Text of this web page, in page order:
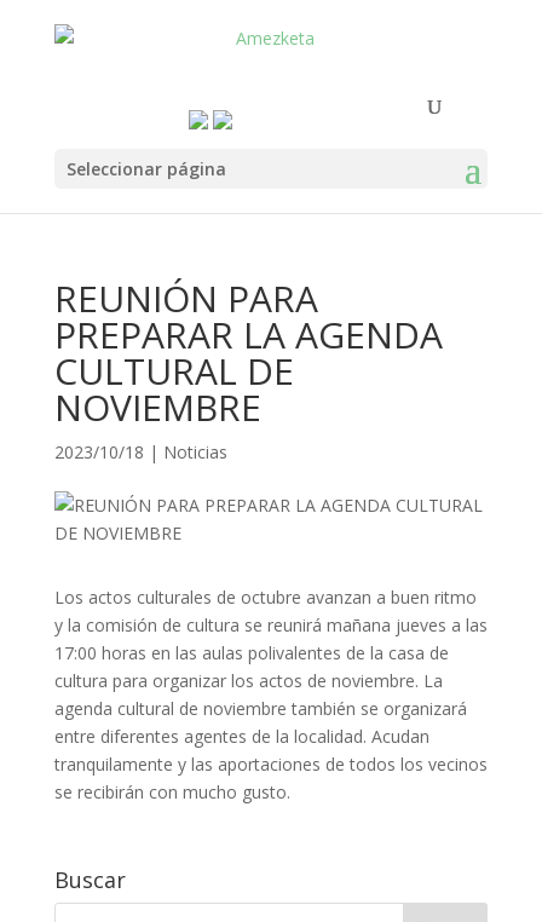
Seleccionar página
REUNIÓN PARA
PREPARAR LA AGENDA
CULTURAL DE
NOVIEMBRE
2023/10/18 | Noticias
Los actos culturales de octubre avanzan a buen ritmo
y la comisión de cultura se reunirá mañana jueves a las
17:00 horas en las aulas polivalentes de la casa de
cultura para organizar los actos de noviembre. La
agenda cultural de noviembre también se organizará
entre diferentes agentes de la localidad. Acudan
tranquilamente y las aportaciones de todos los vecinos
se recibirán con mucho gusto.
Buscar